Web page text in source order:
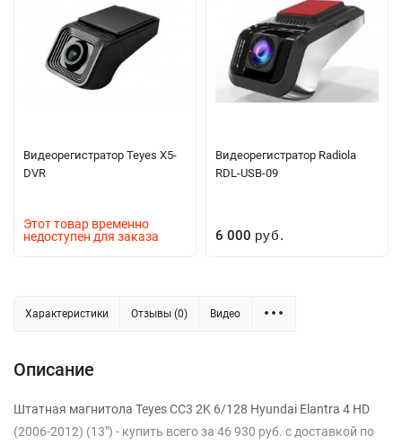
Видеорегистратор Teyes X5-
DVR
Этот товар временно
недоступен для заказа
Видеорегистратор Radiola
RDL-USB-09
6 000 руб.
Характеристики Отзывы (0) Видео
Описание
Штатная магнитола Teyes CC3 2K 6/128 Hyundai Elantra 4 HD
(2006-2012) (13") - купить всего за 46 930 руб. с доставкой по